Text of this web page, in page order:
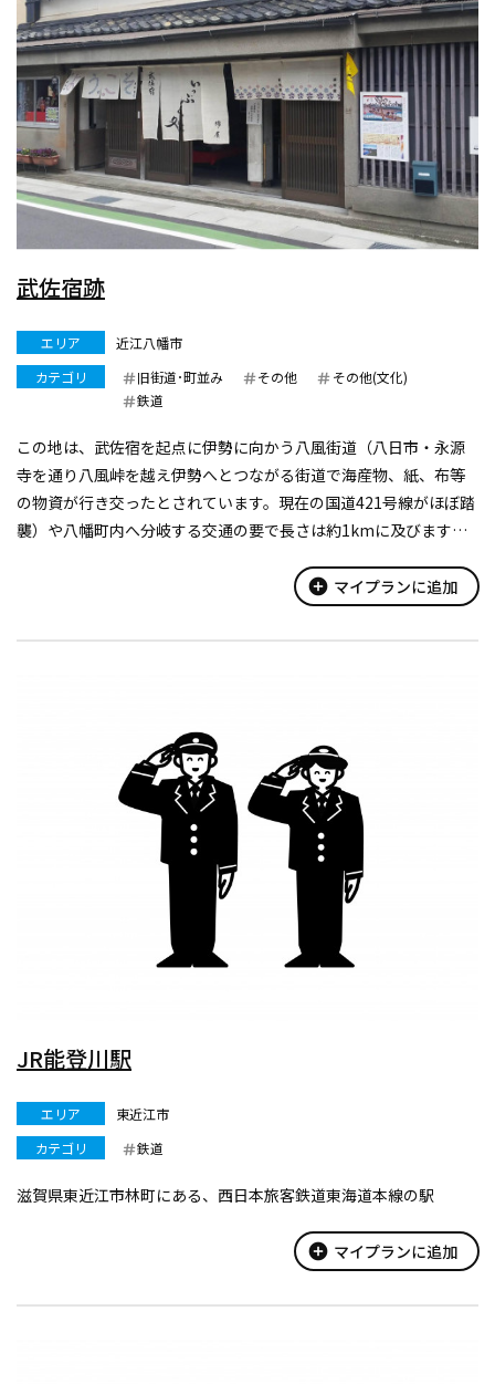
武佐宿跡
エリア
近江八幡市
カテゴリ
旧街道･町並み その他
その他(文化)
鉄道
この地は、武佐宿を起点に伊勢に向かう八風街道（八日市・永源
寺を通り八風峠を越え伊勢へとつながる街道で海産物、紙、布等
の物資が行き交ったとされています。現在の国道421号線がほぼ踏
襲）や八幡町内へ分岐する交通の要で長さは約1kmに及びます。
add_circle マイプランに追加
JR能登川駅
エリア
東近江市
カテゴリ
鉄道
滋賀県東近江市林町にある、西日本旅客鉄道東海道本線の駅
add_circle マイプランに追加